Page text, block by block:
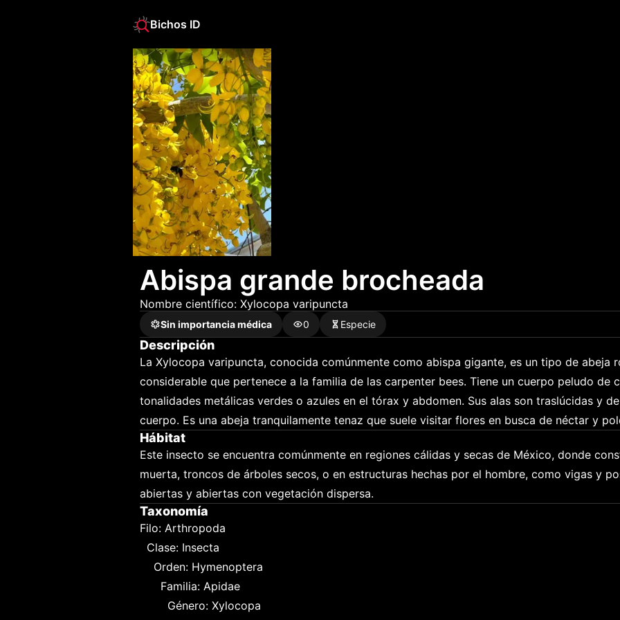
Bichos ID
Abispa grande brocheada
Nombre científico: Xylocopa varipuncta
Sin importancia médica 0 Especie
Descripción
La Xylocopa varipuncta, conocida comúnmente como abispa gigante, es un tipo de abeja
considerable que pertenece a la familia de las carpenter bees. Tiene un cuerpo peludo de
tonalidades metálicas verdes o azules en el tórax y abdomen. Sus alas son traslúcidas y
cuerpo. Es una abeja tranquilamente tenaz que suele visitar flores en busca de néctar y
Hábitat
Este insecto se encuentra comúnmente en regiones cálidas y secas de México, donde
muerta, troncos de árboles secos, o en estructuras hechas por el hombre, como vigas y
abiertas y abiertas con vegetación dispersa.
Taxonomía
Filo: Arthropoda